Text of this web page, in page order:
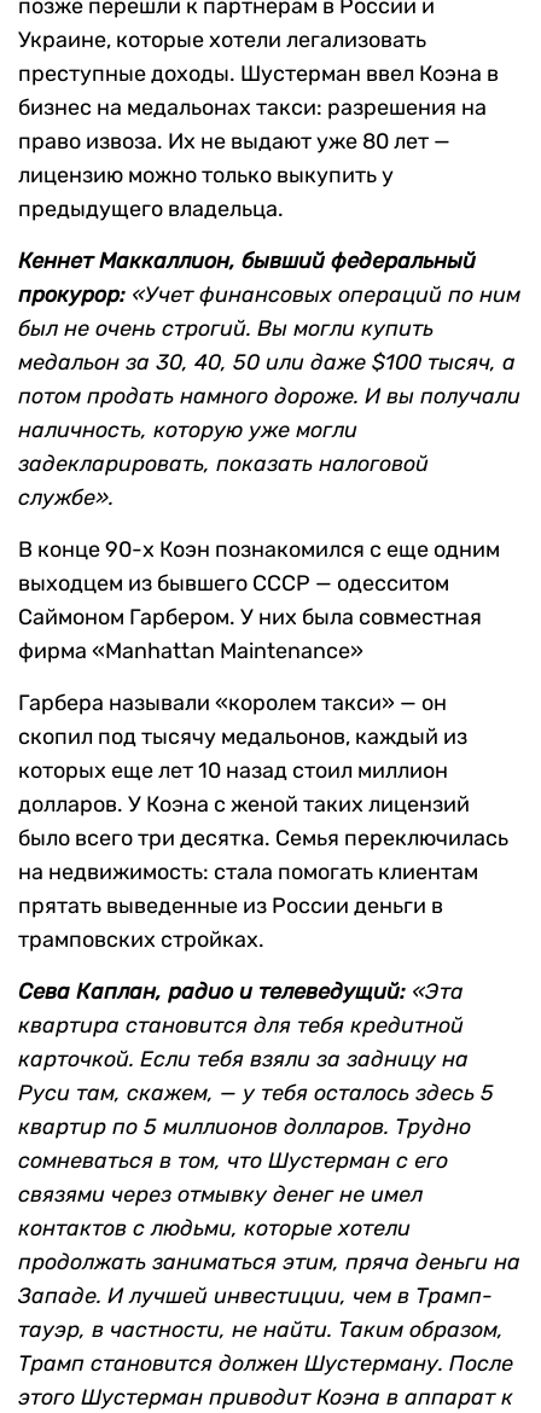
позже перешли к партнерам в России и
Украине, которые хотели легализовать
преступные доходы. Шустерман ввел Коэна в
бизнес на медальонах такси: разрешения на
право извоза. Их не выдают уже 80 лет —
лицензию можно только выкупить у
предыдущего владельца.
Кеннет Маккаллион, бывший федеральный
прокурор: «Учет финансовых операций по ним
был не очень строгий. Вы могли купить
медальон за 30, 40, 50 или даже $100 тысяч, а
потом продать намного дороже. И вы получали
наличность, которую уже могли
задекларировать, показать налоговой
службе».
В конце 90-х Коэн познакомился с еще одним
выходцем из бывшего СССР — одесситом
Саймоном Гарбером. У них была совместная
фирма «Manhattan Maintenance»
Гарбера называли «королем такси» — он
скопил под тысячу медальонов, каждый из
которых еще лет 10 назад стоил миллион
долларов. У Коэна с женой таких лицензий
было всего три десятка. Семья переключилась
на недвижимость: стала помогать клиентам
прятать выведенные из России деньги в
трамповских стройках.
Сева Каплан, радио и телеведущий: «Эта
квартира становится для тебя кредитной
карточкой. Если тебя взяли за задницу на
Руси там, скажем, — у тебя осталось здесь 5
квартир по 5 миллионов долларов. Трудно
сомневаться в том, что Шустерман с его
связями через отмывку денег не имел
контактов с людьми, которые хотели
продолжать заниматься этим, пряча деньги на
Западе. И лучшей инвестиции, чем в Трамп-
тауэр, в частности, не найти. Таким образом,
Трамп становится должен Шустерману. После
этого Шустерман приводит Коэна в аппарат к